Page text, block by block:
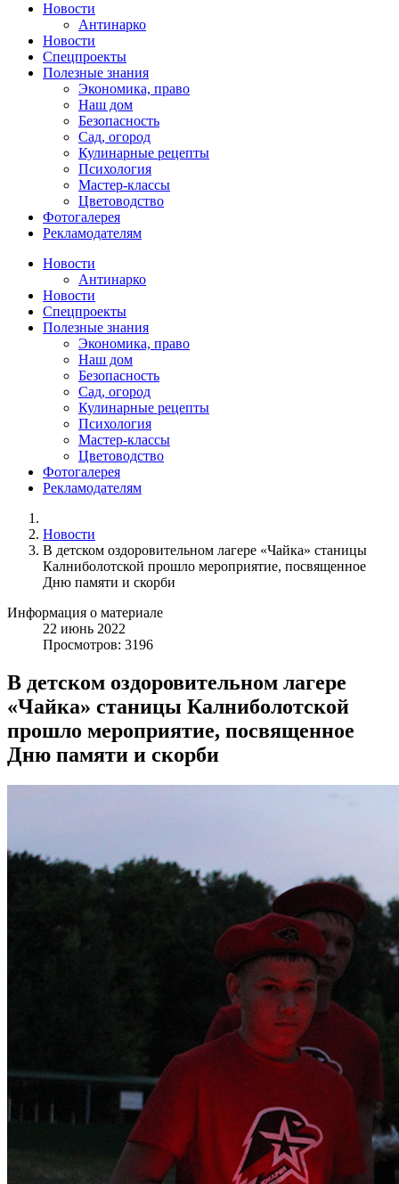
Новости
Антинарко
Новости
Спецпроекты
Полезные знания
Экономика, право
Наш дом
Безопасность
Сад, огород
Кулинарные рецепты
Психология
Мастер-классы
Цветоводство
Фотогалерея
Рекламодателям
Новости
Антинарко
Новости
Спецпроекты
Полезные знания
Экономика, право
Наш дом
Безопасность
Сад, огород
Кулинарные рецепты
Психология
Мастер-классы
Цветоводство
Фотогалерея
Рекламодателям
Новости
В детском оздоровительном лагере «Чайка» станицы
Калниболотской прошло мероприятие, посвященное
Дню памяти и скорби
Информация о материале
22 июнь 2022
Просмотров: 3196
В детском оздоровительном лагере
«Чайка» станицы Калниболотской
прошло мероприятие, посвященное
Дню памяти и скорби